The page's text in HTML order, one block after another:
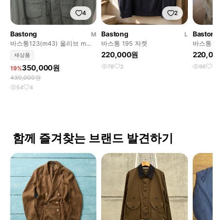
4
Bastong
M
바스통123(m43) 올리브 m사
이즈 새상품 팝니다.
새상품
19%350,000원
430,000원
54 4
2
Bastong
L
바스통 195 자켓
220,000원
78 2
바스통
96 5
함께 즐겨찾는 브랜드 발견하기